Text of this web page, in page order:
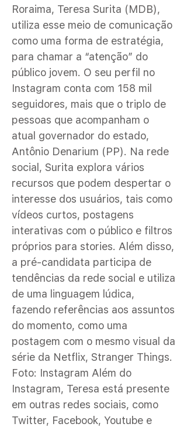
Roraima, Teresa Surita (MDB),
utiliza esse meio de comunicação
como uma forma de estratégia,
para chamar a “atenção” do
público jovem. O seu perfil no
Instagram conta com 158 mil
seguidores, mais que o triplo de
pessoas que acompanham o
atual governador do estado,
Antônio Denarium (PP). Na rede
social, Surita explora vários
recursos que podem despertar o
interesse dos usuários, tais como
vídeos curtos, postagens
interativas com o público e filtros
próprios para stories. Além disso,
a pré-candidata participa de
tendências da rede social e utiliza
de uma linguagem lúdica,
fazendo referências aos assuntos
do momento, como uma
postagem com o mesmo visual da
série da Netflix, Stranger Things.
Foto: Instagram Além do
Instagram, Teresa está presente
em outras redes sociais, como
Twitter, Facebook, Youtube e